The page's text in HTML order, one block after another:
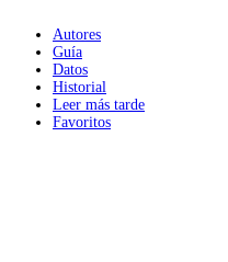
Autores
Guía
Datos
Historial
Leer más tarde
Favoritos